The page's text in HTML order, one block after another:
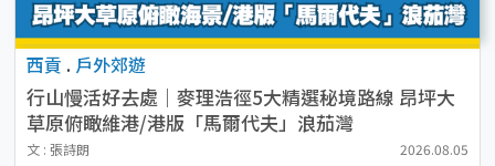
西貢 . 戶外郊遊
行山慢活好去處｜麥理浩徑5大精選秘境路線 昂坪大
草原俯瞰維港/港版「馬爾代夫」浪茄灣
文 : 張詩朗 2026.08.05